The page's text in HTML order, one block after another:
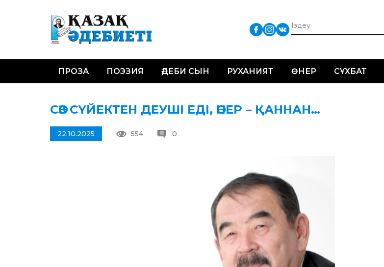
ПРОЗА ПОЭЗИЯ ӘДЕБИ СЫН РУХАНИЯТ ӨНЕР СҰХБАТ
СӨЗ СҮЙЕКТЕН ДЕУШІ ЕДІ, ӨНЕР – ҚАННАН…
22.10.2025 554 0